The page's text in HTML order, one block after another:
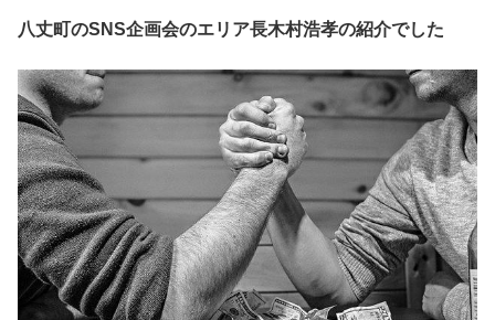
八丈町のSNS企画会のエリア長木村浩孝の紹介でした